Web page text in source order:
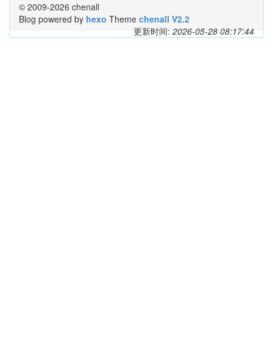
© 2009-2026 chenall
Blog powered by hexo Theme chenall V2.2
更新时间: 2026-05-28 08:17:44